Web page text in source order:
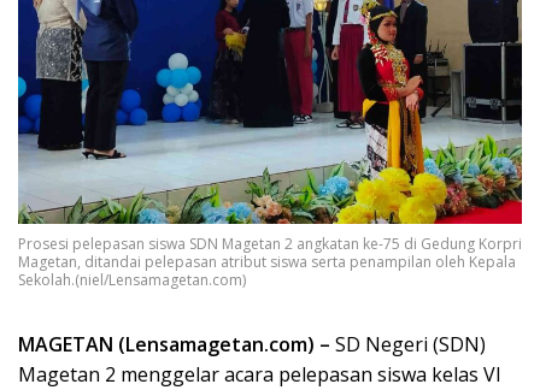
Prosesi pelepasan siswa SDN Magetan 2 angkatan ke-75 di Gedung Korpri
Magetan, ditandai pelepasan atribut siswa serta penampilan oleh Kepala
Sekolah.(niel/Lensamagetan.com)
MAGETAN (Lensamagetan.com) – SD Negeri (SDN)
Magetan 2 menggelar acara pelepasan siswa kelas VI